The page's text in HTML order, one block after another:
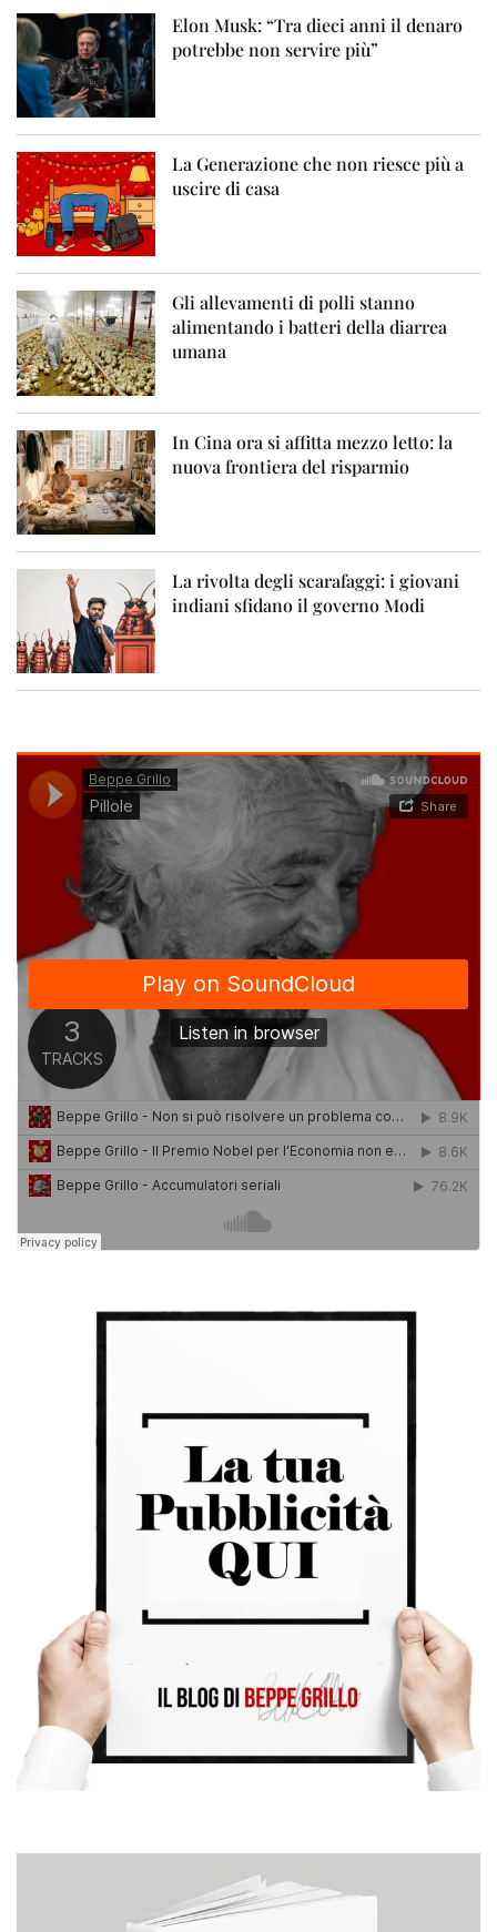
Elon Musk: “Tra dieci anni il denaro
potrebbe non servire più”
La Generazione che non riesce più a
uscire di casa
Gli allevamenti di polli stanno
alimentando i batteri della diarrea
umana
In Cina ora si affitta mezzo letto: la
nuova frontiera del risparmio
La rivolta degli scarafaggi: i giovani
indiani sfidano il governo Modi